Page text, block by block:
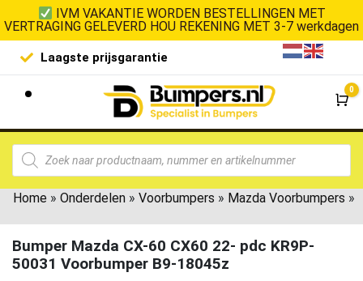
IVM VAKANTIE WORDEN BESTELLINGEN MET
VERTRAGING GELEVERD HOU REKENING MET 3-7 werkdagen
Laagste prijsgarantie De
0
Home » Onderdelen » Voorbumpers » Mazda Voorbumpers »
Bumper Mazda CX-60 CX60 22- pdc KR9P-
50031 Voorbumper B9-18045z